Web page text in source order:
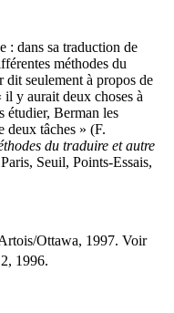
: dans sa traduction de
méthodes du
seulement à propos de
il y aurait deux choses à
étudier, Berman les
deux tâches » (F.
du traduire et autre
Seuil, Points-Essais,
Ottawa, 1997. Voir
2, 1996.